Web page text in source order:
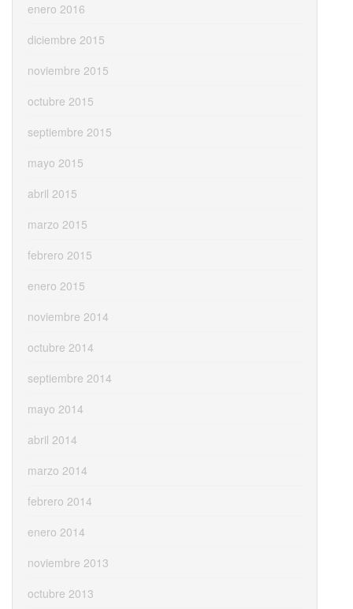
enero 2016
diciembre 2015
noviembre 2015
octubre 2015
septiembre 2015
mayo 2015
abril 2015
marzo 2015
febrero 2015
enero 2015
noviembre 2014
octubre 2014
septiembre 2014
mayo 2014
abril 2014
marzo 2014
febrero 2014
enero 2014
noviembre 2013
octubre 2013